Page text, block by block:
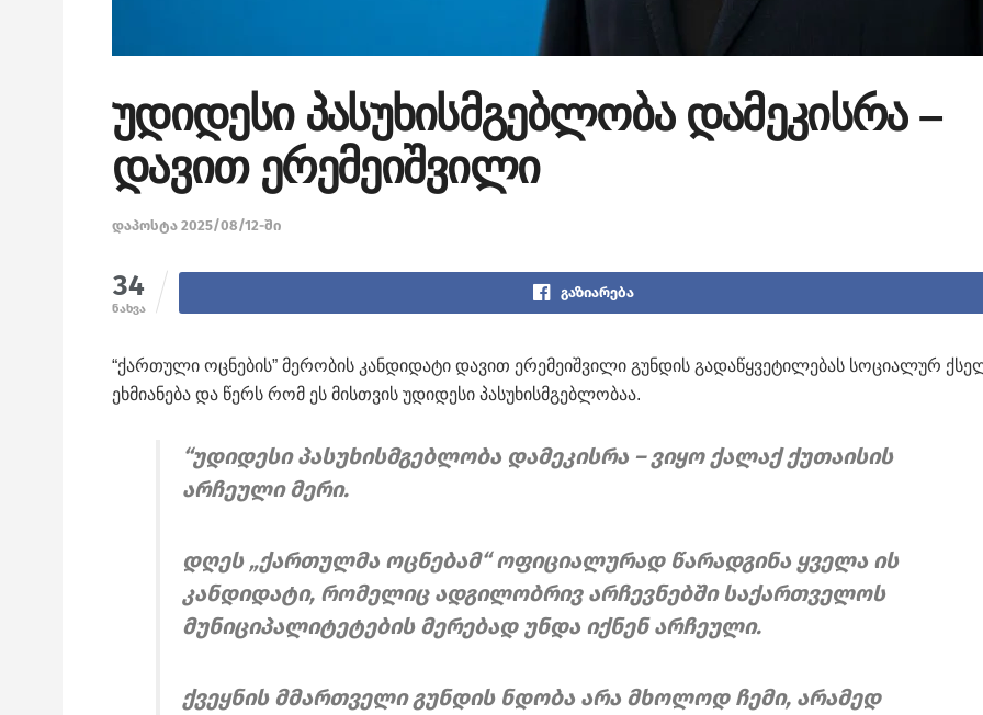
უდიდესი პასუხისმგებლობა დამეკისრა –
დავით ერემეიშვილი
დაპოსტა 2025/08/12-ში
34
ნახვა
გაზიარება
“ქართული ოცნების” მერობის კანდიდატი დავით ერემეიშვილი გუნდის გადაწყვეტილებას სოციალურ
ეხმიანება და წერს რომ ეს მისთვის უდიდესი პასუხისმგებლობაა.
“უდიდესი პასუხისმგებლობა დამეკისრა – ვიყო ქალაქ ქუთაისის
არჩეული მერი.
დღეს „ქართულმა ოცნებამ“ ოფიციალურად წარადგინა ყველა ის
კანდიდატი, რომელიც ადგილობრივ არჩევნებში საქართველოს
მუნიციპალიტეტების მერებად უნდა იქნენ არჩეული.
ქვეყნის მმართველი გუნდის ნდობა არა მხოლოდ ჩემი, არამედ